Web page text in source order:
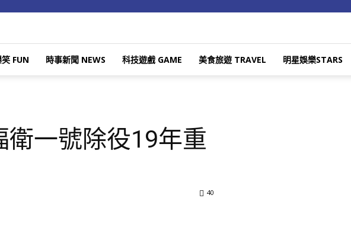
FUN 時事新聞 NEWS 科技遊戲 GAME 美食旅遊 TRAVEL 明星娛樂STARS
一號除役19年重
40